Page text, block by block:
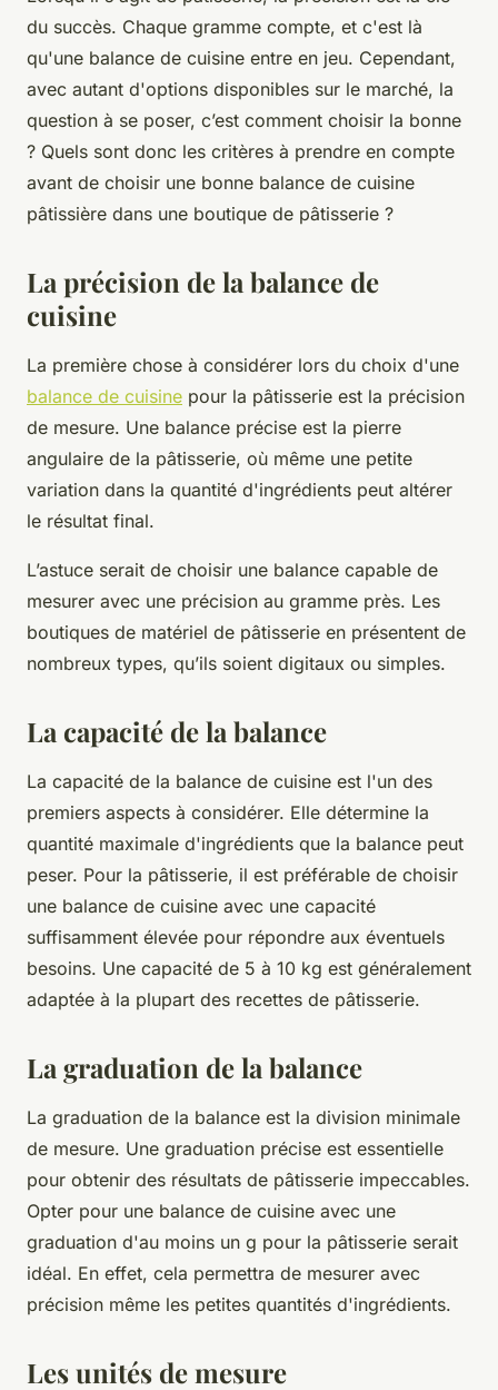
du succès. Chaque gramme compte, et c'est là
qu'une balance de cuisine entre en jeu. Cependant,
avec autant d'options disponibles sur le marché, la
question à se poser, c’est comment choisir la bonne
? Quels sont donc les critères à prendre en compte
avant de choisir une bonne balance de cuisine
pâtissière dans une boutique de pâtisserie ?
La précision de la balance de
cuisine
La première chose à considérer lors du choix d'une
balance de cuisine pour la pâtisserie est la précision
de mesure. Une balance précise est la pierre
angulaire de la pâtisserie, où même une petite
variation dans la quantité d'ingrédients peut altérer
le résultat final.
L’astuce serait de choisir une balance capable de
mesurer avec une précision au gramme près. Les
boutiques de matériel de pâtisserie en présentent de
nombreux types, qu’ils soient digitaux ou simples.
La capacité de la balance
La capacité de la balance de cuisine est l'un des
premiers aspects à considérer. Elle détermine la
quantité maximale d'ingrédients que la balance peut
peser. Pour la pâtisserie, il est préférable de choisir
une balance de cuisine avec une capacité
suffisamment élevée pour répondre aux éventuels
besoins. Une capacité de 5 à 10 kg est généralement
adaptée à la plupart des recettes de pâtisserie.
La graduation de la balance
La graduation de la balance est la division minimale
de mesure. Une graduation précise est essentielle
pour obtenir des résultats de pâtisserie impeccables.
Opter pour une balance de cuisine avec une
graduation d'au moins un g pour la pâtisserie serait
idéal. En effet, cela permettra de mesurer avec
précision même les petites quantités d'ingrédients.
Les unités de mesure